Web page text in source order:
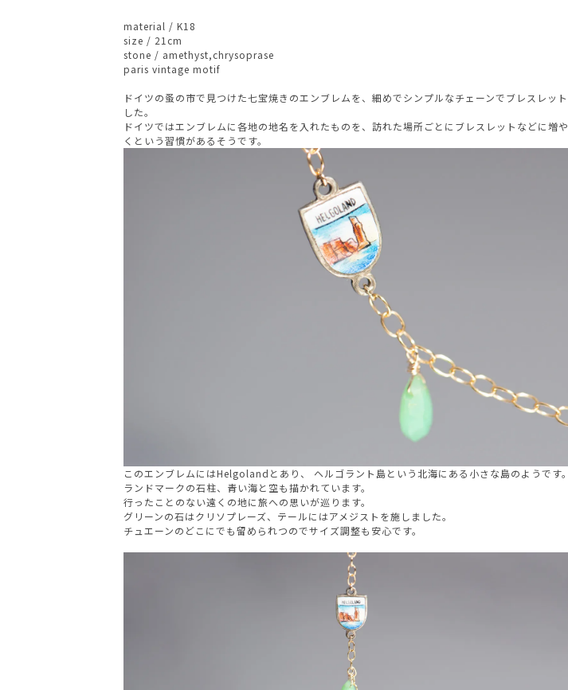
material / K18
size / 21cm
stone / amethyst,chrysoprase
paris vintage motif
ドイツの蚤の市で見つけた七宝焼きのエンブレムを、細めでシンプルなチェーンでブレスレッ
した。
ドイツではエンブレムに各地の地名を入れたものを、訪れた場所ごとにブレスレットなどに増
くという習慣があるそうです。
このエンブレムにはHelgolandとあり、 ヘルゴラント島という北海にある小さな島のようです。
ランドマークの石柱、青い海と空も描かれています。
行ったことのない遠くの地に旅への思いが巡ります。
グリーンの石はクリソプレーズ、テールにはアメジストを施しました。
チュエーンのどこにでも留められつのでサイズ調整も安心です。